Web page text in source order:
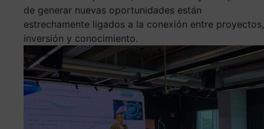
de generar nuevas oportunidades están
estrechamente ligados a la conexión entre proyectos,
inversión y conocimiento.